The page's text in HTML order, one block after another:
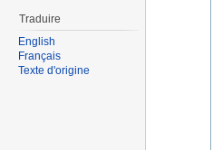
Traduire
English
Français
Texte d'origine